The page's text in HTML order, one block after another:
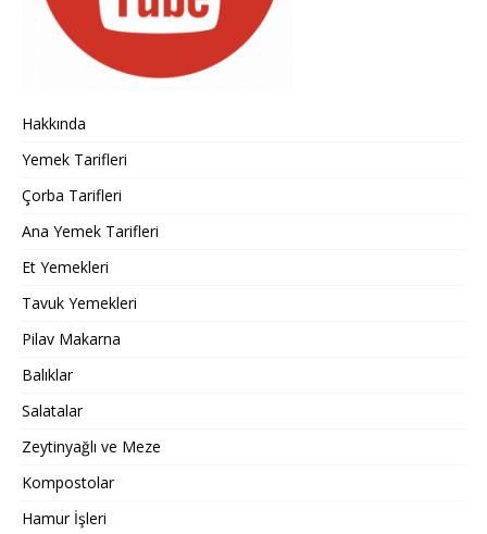
Hakkında
Yemek Tarifleri
Çorba Tarifleri
Ana Yemek Tarifleri
Et Yemekleri
Tavuk Yemekleri
Pilav Makarna
Balıklar
Salatalar
Zeytinyağlı ve Meze
Kompostolar
Hamur İşleri